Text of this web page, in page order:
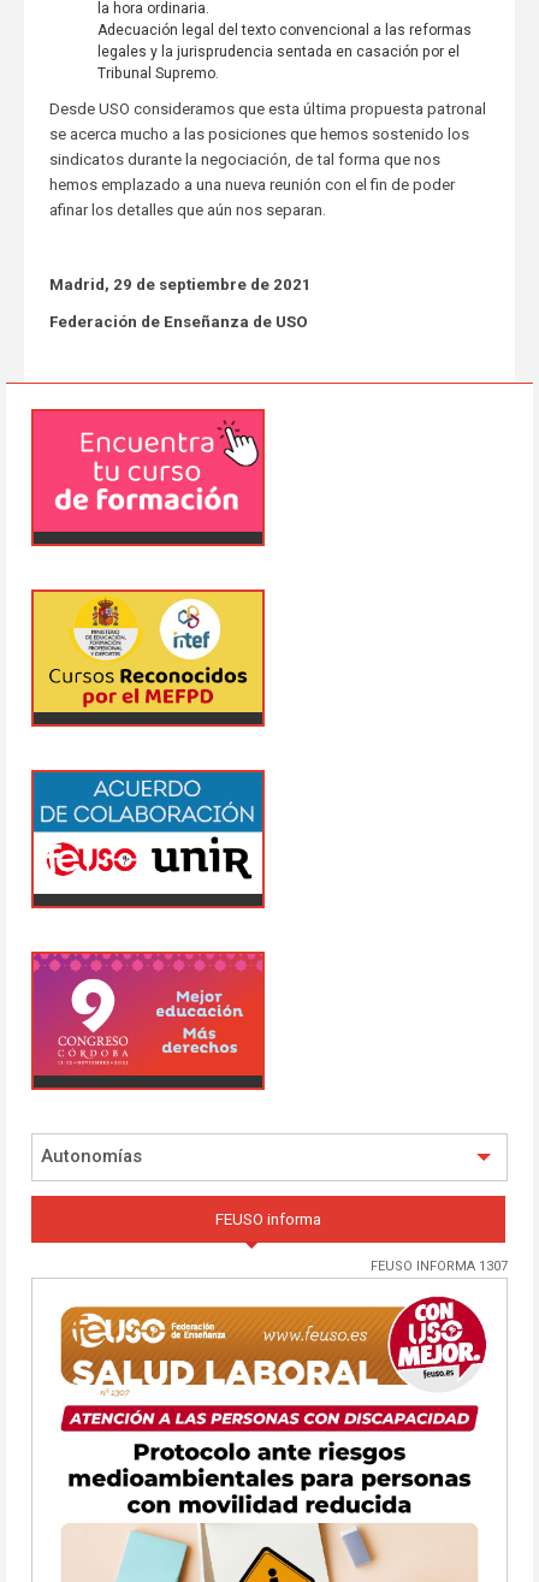
la hora ordinaria.
Adecuación legal del texto convencional a las reformas
legales y la jurisprudencia sentada en casación por el
Tribunal Supremo.
Desde USO consideramos que esta última propuesta patronal
se acerca mucho a las posiciones que hemos sostenido los
sindicatos durante la negociación, de tal forma que nos
hemos emplazado a una nueva reunión con el fin de poder
afinar los detalles que aún nos separan.
Madrid, 29 de septiembre de 2021
Federación de Enseñanza de USO
Autonomías
FEUSO informa
FEUSO INFORMA 1307